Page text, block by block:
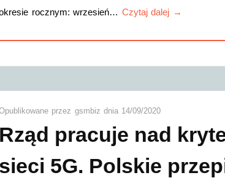
rocznym: wrzesień… Czytaj dalej →
przez gsmbiz dnia 14/09/2020
Rząd pracuje nad
sieci 5G. Polskie